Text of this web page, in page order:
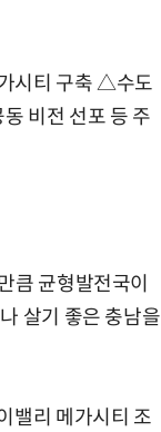
시티 구축 △수도
비전 선포 등 주
큼 균형발전국이
살기 좋은 충남을
밸리 메가시티 조